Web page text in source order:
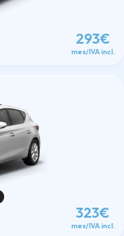
293€
mes/IVA incl.
323€
mes/IVA incl.